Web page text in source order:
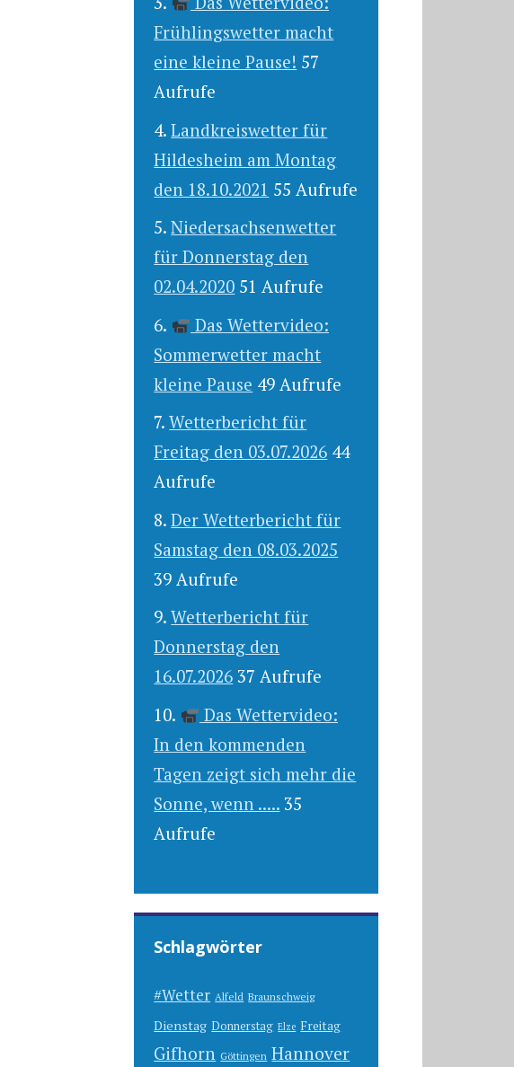
Frühlingswetter macht
eine kleine Pause! 57
Aufrufe
Landkreiswetter für
Hildesheim am Montag
den 18.10.2021 55 Aufrufe
Niedersachsenwetter
für Donnerstag den
02.04.2020 51 Aufrufe
Das Wettervideo:
Sommerwetter macht
kleine Pause 49 Aufrufe
Wetterbericht für
Freitag den 03.07.2026 44
Aufrufe
Der Wetterbericht für
Samstag den 08.03.2025
39 Aufrufe
Wetterbericht für
Donnerstag den
16.07.2026 37 Aufrufe
Das Wettervideo:
In den kommenden
Tagen zeigt sich mehr die
Sonne, wenn ..... 35
Aufrufe
Schlagwörter
#Wetter Alfeld Braunschweig
Dienstag Donnerstag Elze Freitag
Gifhorn Göttingen Hannover